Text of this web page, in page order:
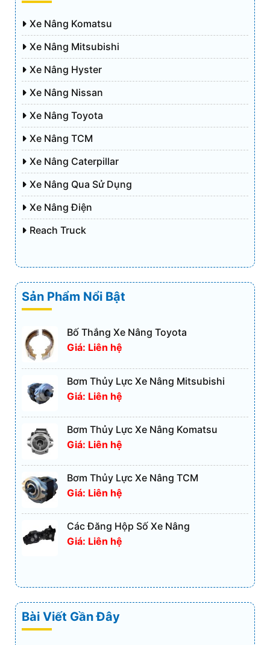
Xe Nâng Komatsu
Xe Nâng Mitsubishi
Xe Nâng Hyster
Xe Nâng Nissan
Xe Nâng Toyota
Xe Nâng TCM
Xe Nâng Caterpillar
Xe Nâng Qua Sử Dụng
Xe Nâng Điện
Reach Truck
Sản Phẩm Nổi Bật
Bố Thắng Xe Nâng Toyota
Giá: Liên hệ
Bơm Thủy Lực Xe Nâng Mitsubishi
Giá: Liên hệ
Bơm Thủy Lực Xe Nâng Komatsu
Giá: Liên hệ
Bơm Thủy Lực Xe Nâng TCM
Giá: Liên hệ
Các Đăng Hộp Số Xe Nâng
Giá: Liên hệ
Bài Viết Gần Đây